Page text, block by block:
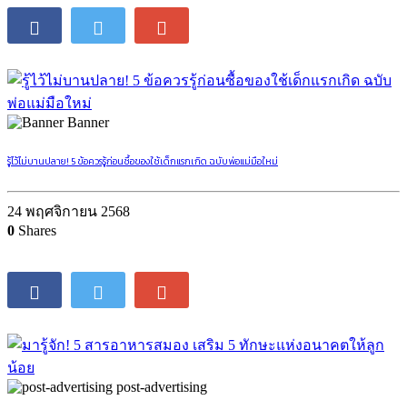
Banner
รู้ไว้ไม่บานปลาย! 5 ข้อควรรู้ก่อนซื้อของใช้เด็กแรกเกิด ฉบับพ่อแม่มือใหม่
24 พฤศจิกายน 2568
0 Shares
post-advertising